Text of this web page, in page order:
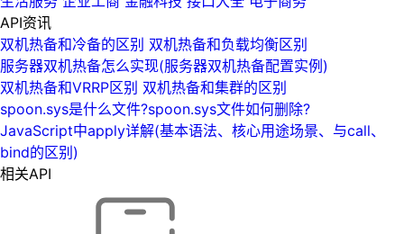
API资讯
双机热备和冷备的区别 双机热备和负载均衡区别
服务器双机热备怎么实现(服务器双机热备配置实例)
双机热备和VRRP区别 双机热备和集群的区别
spoon.sys是什么文件?spoon.sys文件如何删除?
JavaScript中apply详解(基本语法、核心用途场景、与call、
bind的区别)
相关API